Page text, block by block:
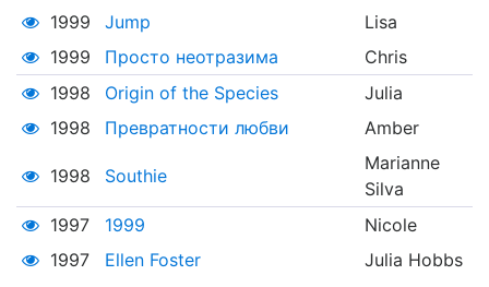
1999
Jump
Lisa
1999
Просто неотразима
Chris
1998
Origin of the Species
Julia
1998
Превратности любви Amber
1998 Southie
Marianne
Silva
1997
1999
Nicole
1997
Ellen Foster
Julia Hobbs